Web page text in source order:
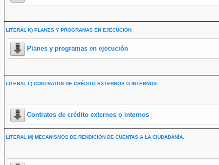
LITERAL K) PLANES Y PROGRAMAS EN EJECUCIÓN
Planes y programas en ejecución
LITERAL L) CONTRATOS DE CRÉDITO EXTERNOS O INTERNOS.
Contratos de crédito externos o internos
LITERAL M) MECANISMOS DE RENDICIÓN DE CUENTAS A LA CIUDADANÍA.